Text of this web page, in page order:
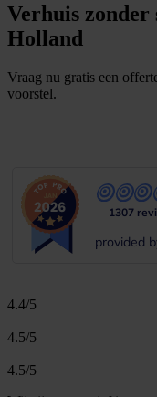
Verhuis zonder
Holland
Vraag nu gratis een
voorstel.
1307
provided
4.4/5
4.5/5
4.5/5